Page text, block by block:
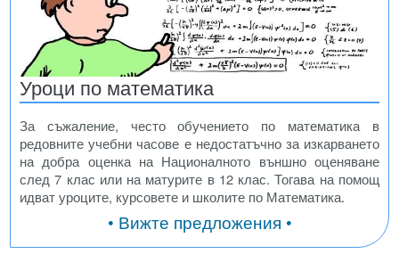
Уроци по математика
За съжаление, често обучението по математика в
редовните учебни часове е недостатъчно за изкарването
на добра оценка на Националното външно оценяване
след 7 клас или на матурите в 12 клас. Тогава на помощ
идват уроците, курсовете и школите по Математика.
• Вижте предложения •